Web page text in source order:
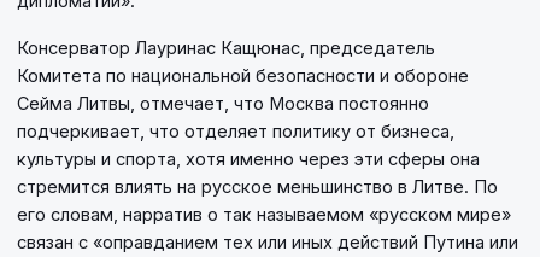
Консерватор Лауринас Кащюнас, председатель
Комитета по национальной безопасности и обороне
Сейма Литвы, отмечает, что Москва постоянно
подчеркивает, что отделяет политику от бизнеса,
культуры и спорта, хотя именно через эти сферы она
стремится влиять на русское меньшинство в Литве. По
его словам, нарратив о так называемом «русском мире»
связан с «оправданием тех или иных действий Путина или